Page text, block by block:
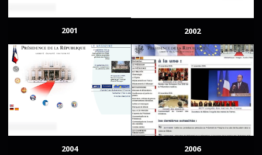
2001 2002
2004 2006